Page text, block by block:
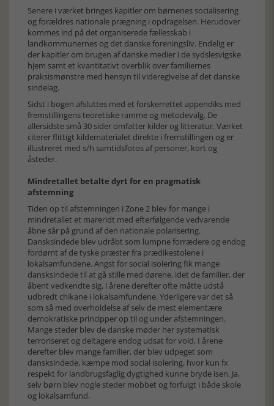
Senere i værket bringes kapitler om børnenes socialisering
og forældres nationale prægning i opdragelsen. Herudover
kommes ind på det organiserede fællesskab i
landkommunernes og det danske foreningsliv. Endelig er
der kapitler om brugen af danske medier i de sydslesvigske
hjem samt et kvantitativt overblik over familiernes
praksismønstre med hensyn til videregivelse af det danske
sindelag.
Sidst i bogen afsluttes med et forskerrettet appendiks med
fremstillingens teoretiske ramme og metodevalg. De
allersidste små 30 sider omfatter kilder og litteratur. Værket
citerer flittigt kildematerialet direkte i fremstillingen og er
illustreret med s/h samtidsfotos af personer, kort og
åsteder.
Mindretallet betalte dyrt for en pragmatisk
afstemning
Tiden op til afstemningen i Zone 2 blev for mange i
mindretallet et mareridt med efterfølgende vedvarende
åbne sår på grund af den nationale polarisering.
Dansksindede blev udråbt som lumpne forrædere og endog
fordømt af de tyske præster fra prædikestolene i
lokalsamfundene. Angst for social isolering fik mange
dansksindede til at gå stille med dørene, idet de familier, der
åbent vedkendte sig, i årene derefter ofte måtte udstå
udbredt chikane i lokalsamfundene. Yderligere var det så
som så med overholdelse af selv de mest elementære
demokratiske principper op til og under afstemningen.
Mange steder blev de danske møder her systematisk
terroriseret og deltagere endog udsat for vold. I årene
derefter blev mange familier, der blev udpeget som
dansksindede, kæmpe mod social isolering, hvor kun fx
respekt for landbrugsfaglig dygtighed kunne bryde isen. Ja,
selv børn blev nogle steder mobbet og forfulgt i både skole
og lokalsamfund.